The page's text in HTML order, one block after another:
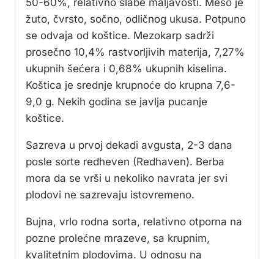
žuto, čvrsto, sočno, odličnog ukusa. Potpuno
se odvaja od koštice. Mezokarp sadrži
prosečno 10,4% rastvorljivih materija, 7,27%
ukupnih šećera i 0,68% ukupnih kiselina.
Koštica je srednje krupnoće do krupna 7,6-
9,0 g. Nekih godina se javlja pucanje
koštice.
Sazreva u prvoj dekadi avgusta, 2-3 dana
posle sorte redheven (Redhaven). Berba
mora da se vrši u nekoliko navrata jer svi
plodovi ne sazrevaju istovremeno.
Bujna, vrlo rodna sorta, relativno otporna na
pozne prolećne mrazeve, sa krupnim,
kvalitetnim plodovima. U odnosu na